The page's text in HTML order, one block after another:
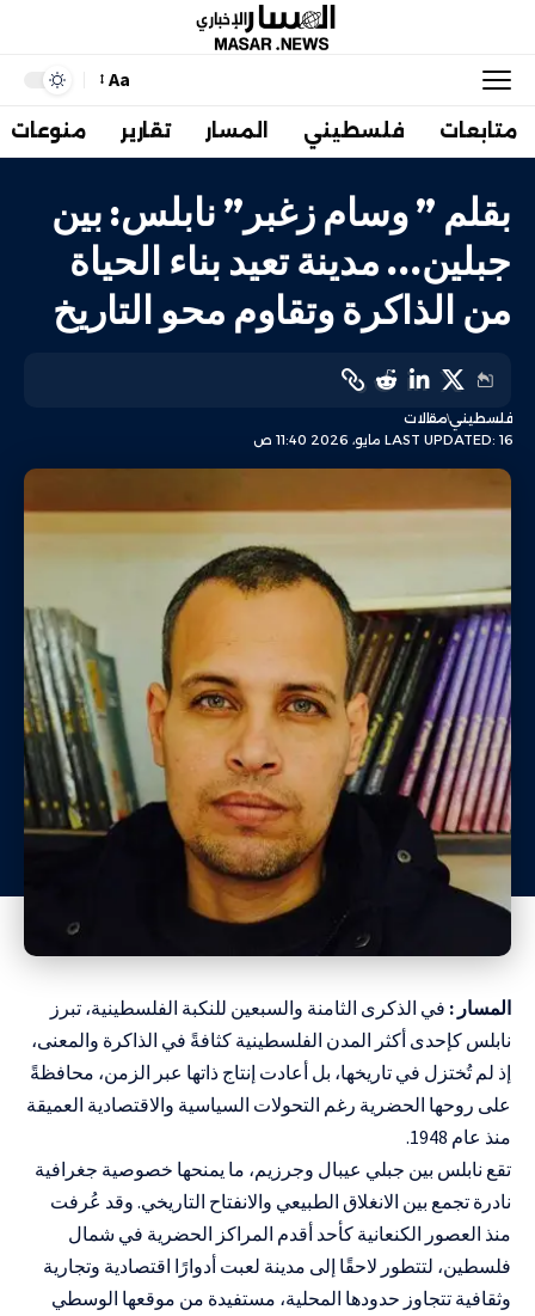
Aa
متابعات فلسطيني المسار تقارير منوعات
بقلم ” وسام زغبر” نابلس: بين
جبلين… مدينة تعيد بناء الحياة
من الذاكرة وتقاوم محو التاريخ
LAST UPDATED: 16 مايو، 2026 11:40 ص
فلسطينيمقالات
المسار : في الذكرى الثامنة والسبعين للنكبة الفلسطينية، تبرز
نابلس كإحدى أكثر المدن الفلسطينية كثافةً في الذاكرة والمعنى،
إذ لم تُختزل في تاريخها، بل أعادت إنتاج ذاتها عبر الزمن، محافظةً
على روحها الحضرية رغم التحولات السياسية والاقتصادية العميقة
منذ عام 1948.
تقع نابلس بين جبلي عيبال وجرزيم، ما يمنحها خصوصية جغرافية
نادرة تجمع بين الانغلاق الطبيعي والانفتاح التاريخي. وقد عُرفت
منذ العصور الكنعانية كأحد أقدم المراكز الحضرية في شمال
فلسطين، لتتطور لاحقًا إلى مدينة لعبت أدوارًا اقتصادية وتجارية
وثقافية تتجاوز حدودها المحلية، مستفيدة من موقعها الوسطي